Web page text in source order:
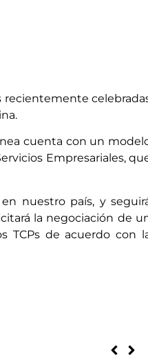
recientemente
cuenta con un
Empresariales,
nuestro país, y
la negociación de
TCPs de acuerdo con